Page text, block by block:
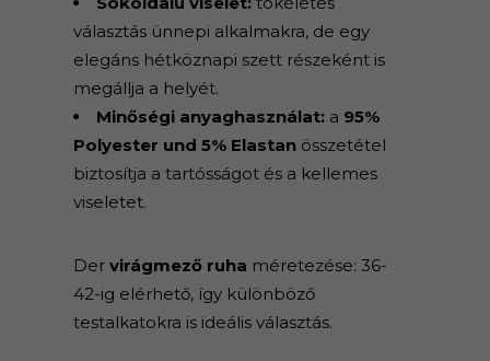
választás ünnepi alkalmakra, de egy
elegáns hétköznapi szett részeként is
megállja a helyét.
Minőségi anyaghasználat:a 95%
Polyester und 5% Elastanösszetétel
biztosítja a tartósságot és a kellemes
viseletet.
Der virágmező ruha méretezése: 36-
42-ig elérhető, így különböző
testalkatokra is ideális választás.